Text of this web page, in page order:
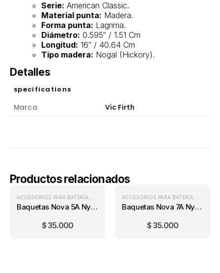
Serie: American Classic.
Material punta: Madera.
Forma punta: Lagrima.
Diámetro: 0.595″ / 1.51 Cm
Longitud: 16″ / 40.64 Cm
Tipo madera: Nogal (Hickory).
Detalles
specifications
Marca Vic Firth
Productos relacionados
ACCESORIOS PARA BATERÍA BAQUETAS PARA BATERÍA ,BATERÍAS
Baquetas Nova 5A Nylon
$35.000
ACCESORIOS PARA BATERÍA
Baquetas Nova 7A Nylon
$35.000